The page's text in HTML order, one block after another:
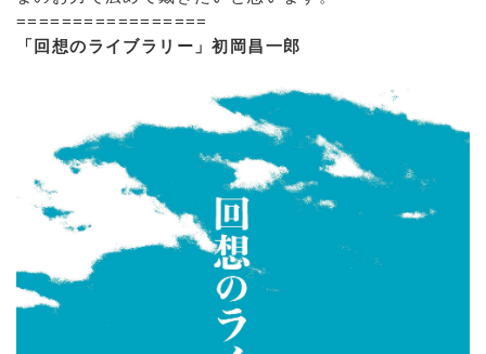
=================
「回想のライブラリー」初岡昌一郎